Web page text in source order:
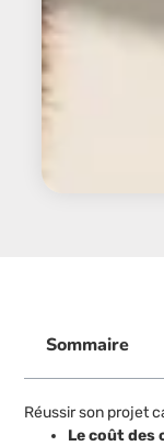
Sommaire
Réussir son projet
Le coût des